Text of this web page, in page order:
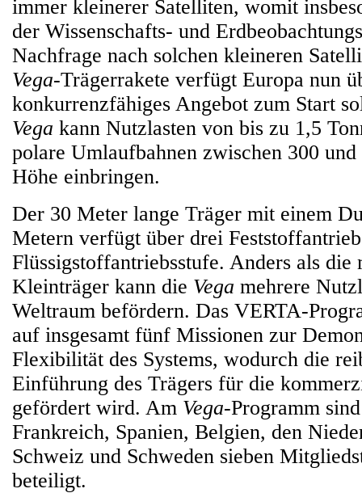
immer kleinerer Satelliten, womit
der Wissenschafts- und
Nachfrage nach solchen kleineren
Vega-Trägerrakete verfügt Europa nun
konkurrenzfähiges Angebot zum Start
Vega kann Nutzlasten von bis zu 1,5
polare Umlaufbahnen zwischen 300
Höhe einbringen.
Der 30 Meter lange Träger mit einem
Metern verfügt über drei
Flüssigstoffantriebsstufe. Anders als die
Kleinträger kann die Vega mehrere
Weltraum befördern. Das VERTA-
auf insgesamt fünf Missionen zur
Flexibilität des Systems, wodurch die
Einführung des Trägers für die
gefördert wird. Am Vega-Programm
Frankreich, Spanien, Belgien, den
Schweiz und Schweden sieben
beteiligt.